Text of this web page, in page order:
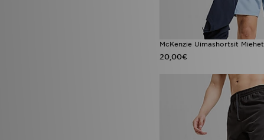
McKenzie Uimashortsit Miehet
20,00€